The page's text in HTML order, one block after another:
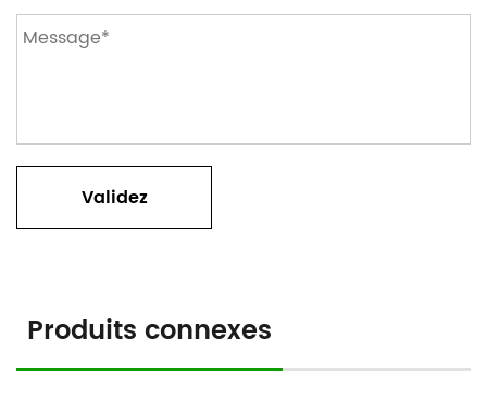
Produits connexes